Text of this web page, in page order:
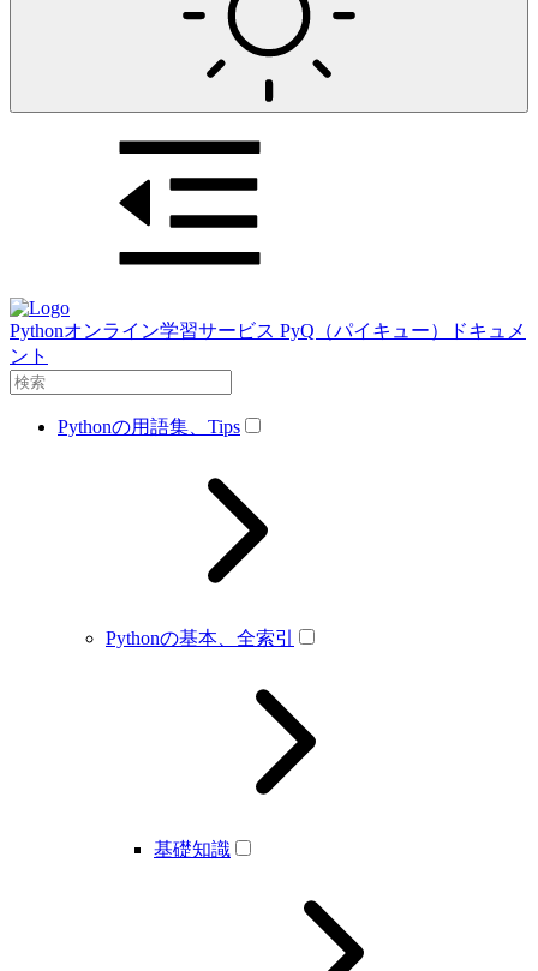
Pythonオンライン学習サービス PyQ（パイキュー）ドキュメ
ント
Pythonの用語集、Tips
Pythonの基本、全索引
基礎知識